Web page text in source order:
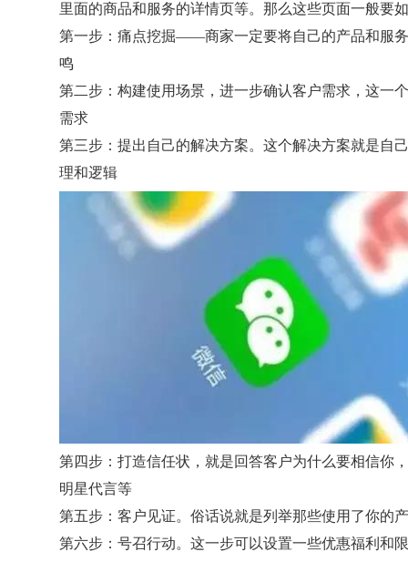
里面的商品和服务的详情页等。那么这些页面一般要
第一步：痛点挖掘——商家一定要将自己的产品和服
鸣
第二步：构建使用场景，进一步确认客户需求，这一
需求
第三步：提出自己的解决方案。这个解决方案就是自
理和逻辑
第四步：打造信任状，就是回答客户为什么要相信你
明星代言等
第五步：客户见证。俗话说就是列举那些使用了你的
第六步：号召行动。这一步可以设置一些优惠福利和
立即咨询与获取报价
* 注：需要有营业执照，不支持个人
关闭